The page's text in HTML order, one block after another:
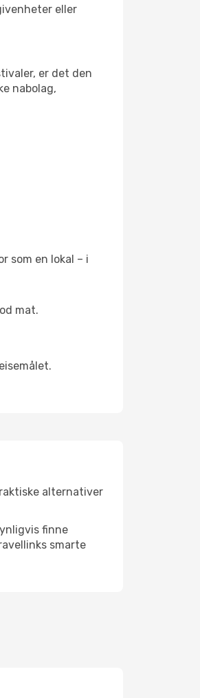
eller
er det den
nabolag,
som en lokal – i
mat.
alternativer
finne
smarte